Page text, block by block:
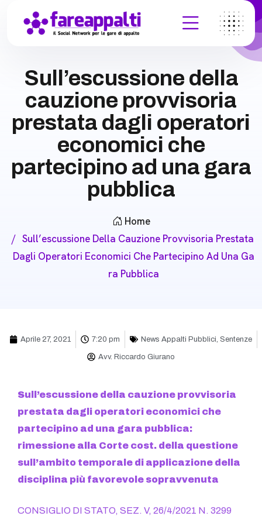
Sull’escussione della
cauzione provvisoria
prestata dagli operatori
economici che
partecipino ad una gara
pubblica
Home
Sull’escussione Della Cauzione Provvisoria Prestata
Dagli Operatori Economici Che Partecipino Ad Una Ga
Ra Pubblica
Aprile 27, 2021 7:20 pm News Appalti Pubblici Sentenze
Avv. Riccardo Giurano
Sull’escussione della cauzione provvisoria
prestata dagli operatori economici che
partecipino ad una gara pubblica:
rimessione alla Corte cost. della questione
sull’ambito temporale di applicazione della
disciplina più favorevole sopravvenuta
CONSIGLIO DI STATO, SEZ. V, 26/4/2021 N. 3299